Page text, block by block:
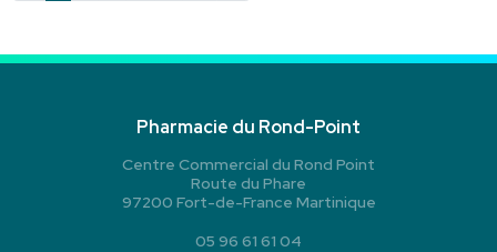
Pharmacie du Rond-Point
Centre Commercial du Rond Point
Route du Phare
97200 Fort-de-France Martinique
05 96 61 61 04